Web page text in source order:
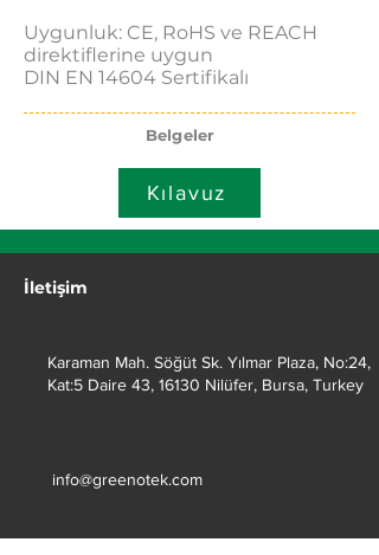
Uygunluk: CE, RoHS ve REACH
direktiflerine uygun
DIN EN 14604 Sertifikalı
Belgeler
Kılavuz
İletişim
Karaman Mah. Söğüt Sk. Yılmar Plaza, No:24,
Kat:5 Daire 43, 16130 Nilüfer, Bursa, Turkey
info@greenotek.com